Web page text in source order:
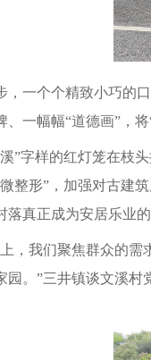
，一个个精致小巧的
一幅幅“道德画”，
”字样的红灯笼在枝
整形”，加强对古建
真正成为安居乐业的
，我们聚焦群众的
。”三井镇谈文溪村